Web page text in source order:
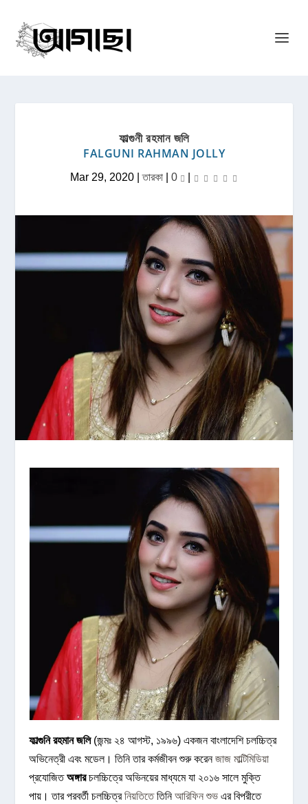
ফাল্গুনী রহমান জলি
FALGUNI RAHMAN JOLLY
Mar 29, 2020|তারকা| 0
ফাল্গুনি রহমান জলি(জন্মঃ ২৪ আগস্ট, ১৯৯৬) একজন বাংলাদেশি চলচ্চিত্র
অভিনেত্রী এবং মডেল। তিনি তার কর্মজীবন শুরু করেনজাজ মাল্টিমিডিয়া
প্রযোজিতঅঙ্গারচলচ্চিত্রে অভিনয়ের মাধ্যমে যা ২০১৬ সালে মুক্তি
পায়। তার পরবর্তী চলচ্চিত্রনিয়তিতেতিনিআরিফিন শুভ এর বিপরীতে